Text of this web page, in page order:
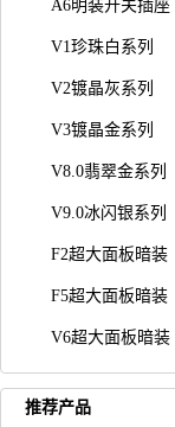
A6明装开关插座
V1珍珠白系列
V2镀晶灰系列
V3镀晶金系列
V8.0翡翠金系列
V9.0冰闪银系列
F2超大面板暗装
F5超大面板暗装
V6超大面板暗装
推荐产品